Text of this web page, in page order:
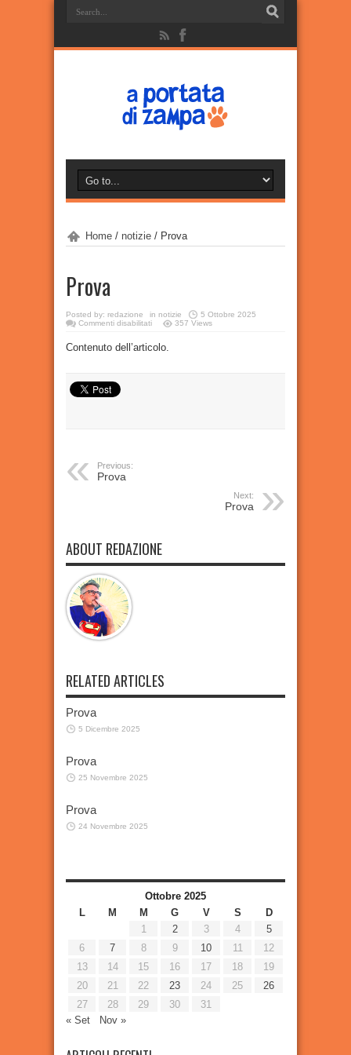
Home / notizie / Prova
Prova
Posted by: redazione in notizie
5 Ottobre 2025
Commenti disabilitatisu
357 Views
Contenuto dell’articolo.
Previous:
Prova
Next:
Prova
ABOUT REDAZIONE
RELATED ARTICLES
Prova
5 Dicembre 2025
Prova
25 Novembre 2025
Prova
24 Novembre 2025
Ottobre 2025
L
M M G V S
D
1
2 3 4
5
6
7 8 9 10 11
12
13
14 15 16 17 18
19
20
21 22 23 24 25
26
27
28 29 30
31
« Set
Nov »